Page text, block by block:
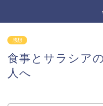
感想
食事とサラシア
人へ